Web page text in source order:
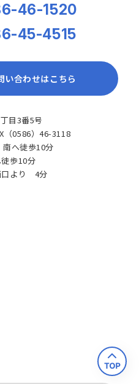
46-1520
45-4515
い合わせはこちら
目3番5号
（0586）46-3118
へ徒歩10分
歩10分
口より 4分